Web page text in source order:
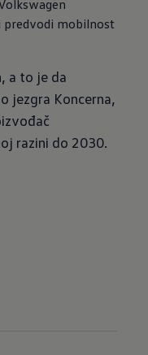
predvodi mobilnost
a to je da
jezgra Koncerna,
razini do 2030.